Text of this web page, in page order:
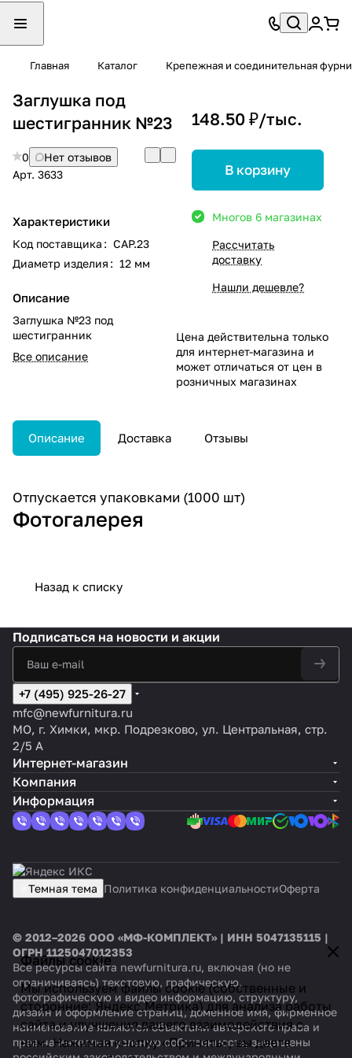
Главная Каталог Крепежная и соединительная
Заглушка под
шестигранник №23
0
Нет отзывов
Арт. 3633
Характеристики
Код поставщика : CAP.23
Диаметр изделия : 12 мм
Описание
Заглушка №23 под
шестигранник
Все описание
148.50 ₽/тыс.
В корзину
Многов 6 магазинах
Рассчитать
доставку
Нашли дешевле?
Цена действительна только
для интернет-магазина и
может отличаться от цен в
розничных магазинах
Описание Доставка Отзывы
Отпускается упаковками (1000 шт)
Фотогалерея
Назад к списку
Файлы cookie
Мы используем файлы cookie (собственные и
сторонние: Яндекс.Метрика) для анализа работы
сайта и улучшения вашего взаимодействия с
ним. Нажимая кнопку «Принять», вы даете
Подписаться на новости и акции
+7 (495) 925-26-27
mfc@newfurnitura.ru
МО, г. Химки, мкр. Подрезково, ул. Центральная, стр.
2/5 А
Интернет-магазин
Компания
Информация
Темная тема Политика конфиденциальностиОферта
© 2012–2026 ООО «МФ-КОМПЛЕКТ» | ИНН 5047135115 |
ОГРН 1125047012353
Все ресурсы сайта newfurnitura.ru, включая (но не
ограничиваясь) текстовую, графическую,
фотографическую и видео информацию, структуру,
дизайн и оформление страниц, доменное имя, фирменное
наименование являются объектами авторского права и
прав на интеллектуальную собственность, защищены